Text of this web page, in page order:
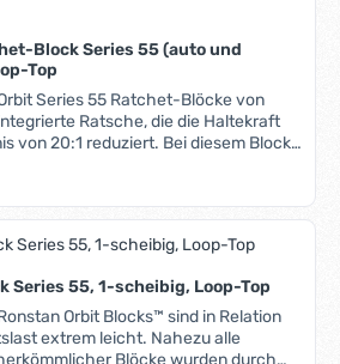
Block Series 55 (auto und
Top
Series 55 Ratchet-Blöcke von
Ratsche, die die Haltekraft
reduziert. Bei diesem Block
einsetzend) zu fahren. Die Orbit
zu ihrer hohen Arbeitslast extrem
herkömmlicher
Tech Faserverbundwerkstoffe
Design spart zusätzliches Gewicht.
Orbit Blocks™ dienen Loops aus
SK 75. Eine leichte und sehr flexible
Der Loop wird mit einem Clip
Series 55, 1-scheibig, Loop-Top
Orbit Blocks™ sind in Relation
extrem leicht. Nahezu alle